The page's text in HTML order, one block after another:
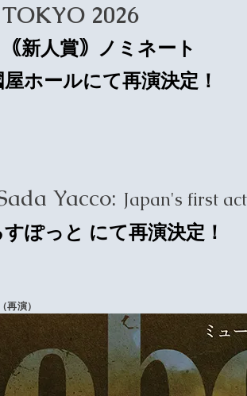
2026
新人賞｠ノミネート
ホールにて再演決定！
Yacco: Japan's first
ぽっと にて再演決定！
再演）